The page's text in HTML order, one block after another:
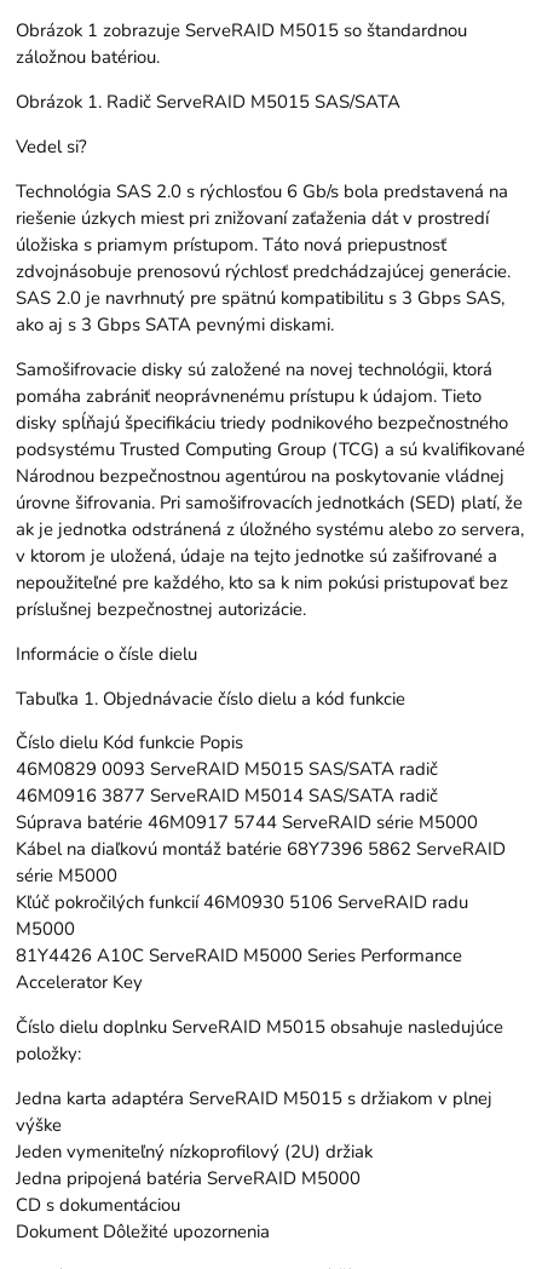
Obrázok 1 zobrazuje ServeRAID M5015 so štandardnou
záložnou batériou.
Obrázok 1. Radič ServeRAID M5015 SAS/SATA
Vedel si?
Technológia SAS 2.0 s rýchlosťou 6 Gb/s bola predstavená na
riešenie úzkych miest pri znižovaní zaťaženia dát v prostredí
úložiska s priamym prístupom. Táto nová priepustnosť
zdvojnásobuje prenosovú rýchlosť predchádzajúcej generácie.
SAS 2.0 je navrhnutý pre spätnú kompatibilitu s 3 Gbps SAS,
ako aj s 3 Gbps SATA pevnými diskami.
Samošifrovacie disky sú založené na novej technológii, ktorá
pomáha zabrániť neoprávnenému prístupu k údajom. Tieto
disky spĺňajú špecifikáciu triedy podnikového bezpečnostného
podsystému Trusted Computing Group (TCG) a sú kvalifikované
Národnou bezpečnostnou agentúrou na poskytovanie vládnej
úrovne šifrovania. Pri samošifrovacích jednotkách (SED) platí, že
ak je jednotka odstránená z úložného systému alebo zo servera,
v ktorom je uložená, údaje na tejto jednotke sú zašifrované a
nepoužiteľné pre každého, kto sa k nim pokúsi pristupovať bez
príslušnej bezpečnostnej autorizácie.
Informácie o čísle dielu
Tabuľka 1. Objednávacie číslo dielu a kód funkcie
Číslo dielu Kód funkcie Popis
46M0829 0093 ServeRAID M5015 SAS/SATA radič
46M0916 3877 ServeRAID M5014 SAS/SATA radič
Súprava batérie 46M0917 5744 ServeRAID série M5000
Kábel na diaľkovú montáž batérie 68Y7396 5862 ServeRAID
série M5000
Kľúč pokročilých funkcií 46M0930 5106 ServeRAID radu
M5000
81Y4426 A10C ServeRAID M5000 Series Performance
Accelerator Key
Číslo dielu doplnku ServeRAID M5015 obsahuje nasledujúce
položky:
Jedna karta adaptéra ServeRAID M5015 s držiakom v plnej
výške
Jeden vymeniteľný nízkoprofilový (2U) držiak
Jedna pripojená batéria ServeRAID M5000
CD s dokumentáciou
Dokument Dôležité upozornenia